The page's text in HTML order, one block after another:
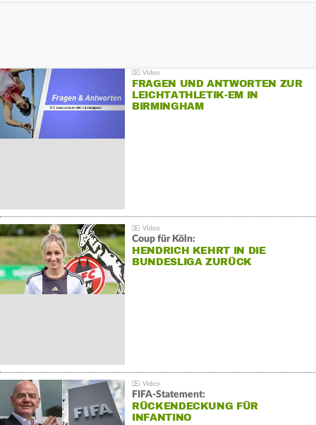
FRAGEN UND ANTWORTEN ZUR
LEICHTATHLETIK-EM IN
BIRMINGHAM
Coup für Köln:
HENDRICH KEHRT IN DIE
BUNDESLIGA ZURÜCK
FIFA-Statement:
RÜCKENDECKUNG FÜR
INFANTINO